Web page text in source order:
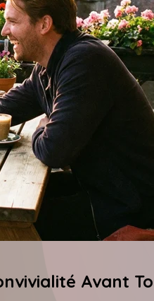
Avant